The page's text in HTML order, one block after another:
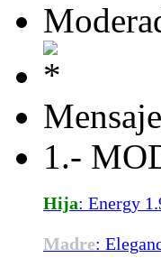
1.-
Hija: Energy
Madre: